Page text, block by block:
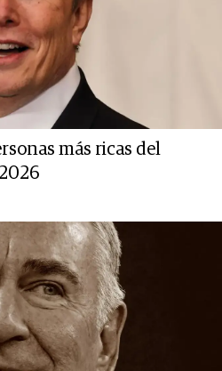
más ricas del